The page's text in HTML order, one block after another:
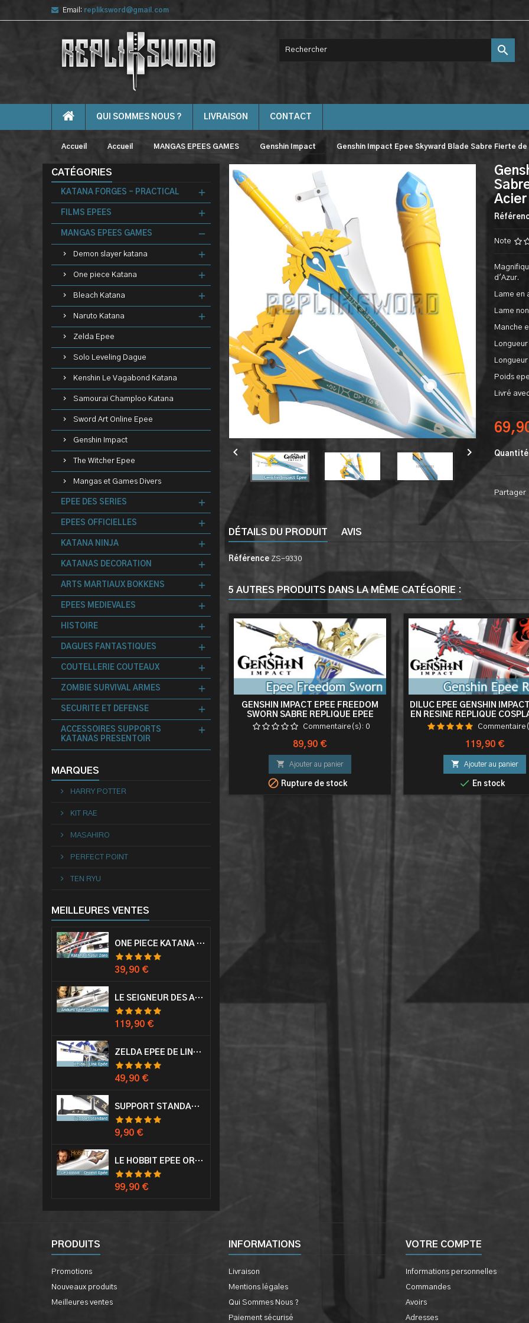
Email: repliksword@gmail.com

QUI SOMMES NOUS ? LIVRAISON CONTACT
Accueil Accueil MANGAS EPEES GAMES Genshin Impact Genshin Impact Epee Skyward Blade Sabre Fierte
CATÉGORIES
KATANA FORGES - PRACTICAL
FILMS EPEES
MANGAS EPEES GAMES
Demon slayer katana
One piece Katana
Bleach Katana
Naruto Katana
Zelda Epee
Solo Leveling Dague
Kenshin Le Vagabond Katana
Samourai Champloo Katana
Sword Art Online Epee
Genshin Impact
The Witcher Epee
Mangas et Games Divers
EPEE DES SERIES
EPEES OFFICIELLES
KATANA NINJA
KATANAS DECORATION
ARTS MARTIAUX BOKKENS
EPEES MEDIEVALES
HISTOIRE
DAGUES FANTASTIQUES
COUTELLERIE COUTEAUX
ZOMBIE SURVIVAL ARMES
SECURITE ET DEFENSE
ACCESSOIRES SUPPORTS
KATANAS PRESENTOIR
MARQUES
HARRY POTTER
KIT RAE
MASAHIRO
PERFECT POINT
TEN RYU
MEILLEURES VENTES
ONE PIECE KATANA ZORO RORONOA SHUSUI EPÉE SABRE ACIER
Prix
39,90 €
LE SEIGNEUR DES ANNEAUX EPÉE ANDURIL ARAGORN
Prix
119,90 €
ZELDA EPÉE DE LINK AVEC FOURREAU MASTER SWORD EPEE
Prix
49,90 €
SUPPORT STANDARD KATANA EPÉE
Prix
9,90 €
LE HOBBIT EPÉE ORCRIST EPÉE DE THORIN SABRE + PLAQUE MURALE EN BOIS
Prix
99,90 €
 
Acier
Note
d'Azur.
Lame en
Lame
Manche
Poids
Livré
Quantité
Partager
DÉTAILS DU PRODUIT AVIS
Référence ZS-9330
5 AUTRES PRODUITS DANS LA MÊME CATÉGORIE :
GENSHIN IMPACT EPEE FREEDOM
SWORN SABRE REPLIQUE EPEE
Commentaire(s): 0
Prix
89,90 €
 Ajouter au panier
 Rupture de stock
DILUC EPEE GENSHIN
EN RESINE REPLIQUE
MORT DU LOUP
Prix
119,90 €
 Ajouter au panier
 En stock
PRODUITS
Promotions
Nouveaux produits
Meilleures ventes
INFORMATIONS
Livraison
Mentions légales
Qui Sommes Nous ?
Paiement sécurisé
VOTRE COMPTE
Informations personnelles
Commandes
Avoirs
Adresses